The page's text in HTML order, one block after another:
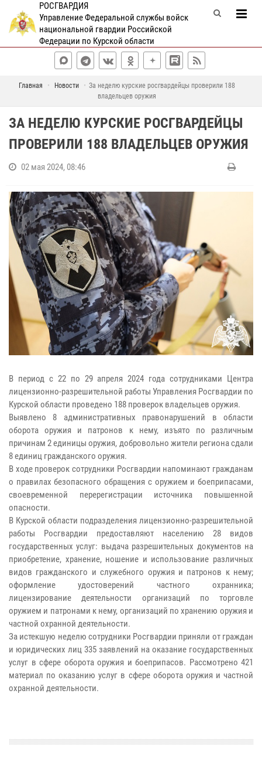
РОСГВАРДИЯ
Управление Федеральной службы войск
национальной гвардии Российской
Федерации по Курской области
Главная Новости
За неделю курские росгвардейцы проверили 188
владельцев оружия
ЗА НЕДЕЛЮ КУРСКИЕ РОСГВАРДЕЙЦЫ
ПРОВЕРИЛИ 188 ВЛАДЕЛЬЦЕВ ОРУЖИЯ
02 мая 2024, 08:46
В период с 22 по 29 апреля 2024 года сотрудниками Центра
лицензионно-разрешительной работы Управления Росгвардии по
Курской области проведено 188 проверок владельцев оружия.
Выявлено 8 административных правонарушений в области
оборота оружия и патронов к нему, изъято по различным
причинам 2 единицы оружия, добровольно жители региона сдали
8 единиц гражданского оружия.
В ходе проверок сотрудники Росгвардии напоминают гражданам
о правилах безопасного обращения с оружием и боеприпасами,
своевременной перерегистрации источника повышенной
опасности.
В Курской области подразделения лицензионно-разрешительной
работы Росгвардии предоставляют населению 28 видов
государственных услуг: выдача разрешительных документов на
приобретение, хранение, ношение и использование различных
видов гражданского и служебного оружия и патронов к нему;
оформление удостоверений частного охранника;
лицензирование деятельности организаций по торговле
оружием и патронами к нему, организаций по хранению оружия и
частной охранной деятельности.
За истекшую неделю сотрудники Росгвардии приняли от граждан
и юридических лиц 335 заявлений на оказание государственных
услуг в сфере оборота оружия и боеприпасов. Рассмотрено 421
материал по оказанию услуг в сфере оборота оружия и частной
охранной деятельности.